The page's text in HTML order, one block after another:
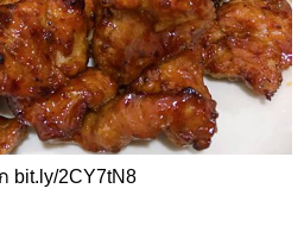
bit.ly/2CY7tN8